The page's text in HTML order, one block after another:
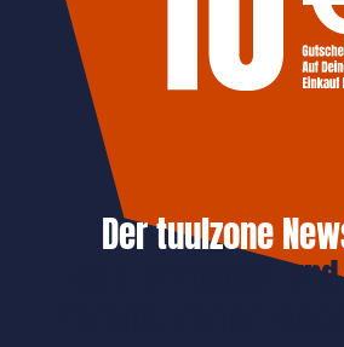
Der tuulzone
Jetzt anmelden und